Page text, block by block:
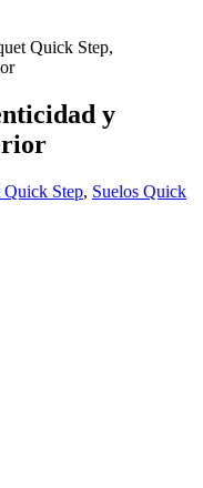
Quick Step,
y
Quick Step, Suelos Quick